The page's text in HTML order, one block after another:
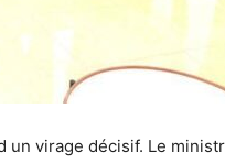
virage décisif. Le